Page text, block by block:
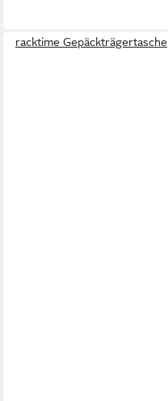
racktime Gepäckträgertasche